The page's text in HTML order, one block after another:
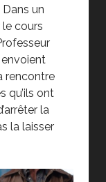
Dans un
cours
rencontre
qu’ils ont
la
la laisser